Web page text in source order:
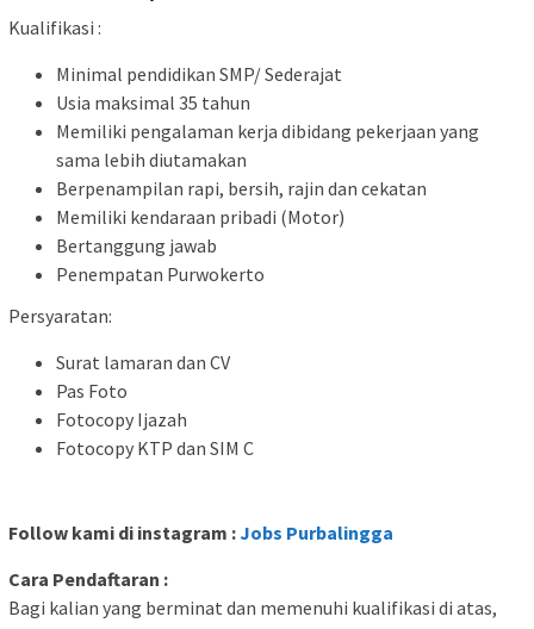
Kualifikasi :
Minimal pendidikan SMP/ Sederajat
Usia maksimal 35 tahun
Memiliki pengalaman kerja dibidang pekerjaan yang
sama lebih diutamakan
Berpenampilan rapi, bersih, rajin dan cekatan
Memiliki kendaraan pribadi (Motor)
Bertanggung jawab
Penempatan Purwokerto
Persyaratan:
Surat lamaran dan CV
Pas Foto
Fotocopy Ijazah
Fotocopy KTP dan SIM C
Follow kami di instagram :Jobs Purbalingga
Cara Pendaftaran :
Bagi kalian yang berminat dan memenuhi kualifikasi di atas,